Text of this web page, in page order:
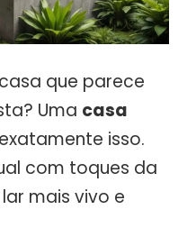
que parece
Uma casa
isso.
com toques da
mais vivo e